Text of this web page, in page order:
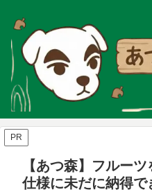
PR
【あつ森】フルー
仕様に未だに納得